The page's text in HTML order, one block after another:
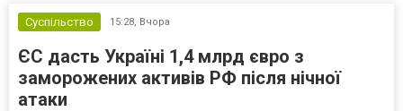
Суспільство 15:28, Вчора
ЄС дасть Україні 1,4 млрд євро з
заморожених активів РФ після нічної
атаки